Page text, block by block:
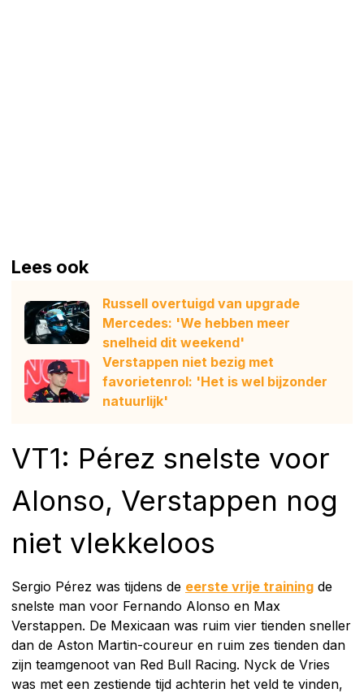
Lees ook
Russell overtuigd van upgrade
Mercedes: 'We hebben meer
snelheid dit weekend'
Verstappen niet bezig met
favorietenrol: 'Het is wel bijzonder
natuurlijk'
VT1: Pérez snelste voor
Alonso, Verstappen nog
niet vlekkeloos
Sergio Pérez was tijdens de eerste vrije training de
snelste man voor Fernando Alonso en Max
Verstappen. De Mexicaan was ruim vier tienden sneller
dan de Aston Martin-coureur en ruim zes tienden dan
zijn teamgenoot van Red Bull Racing. Nyck de Vries
was met een zestiende tijd achterin het veld te vinden,